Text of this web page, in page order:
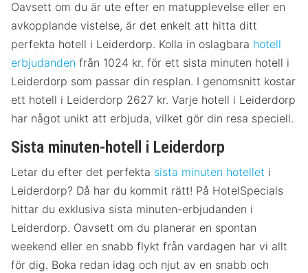
Oavsett om du är ute efter en matupplevelse eller en
avkopplande vistelse, är det enkelt att hitta ditt
perfekta hotell i Leiderdorp. Kolla in oslagbara hotell
erbjudanden från 1024 kr. för ett sista minuten hotell i
Leiderdorp som passar din resplan. I genomsnitt kostar
ett hotell i Leiderdorp 2627 kr. Varje hotell i Leiderdorp
har något unikt att erbjuda, vilket gör din resa speciell.
Sista minuten-hotell i Leiderdorp
Letar du efter det perfekta sista minuten hotellet i
Leiderdorp? Då har du kommit rätt! På HotelSpecials
hittar du exklusiva sista minuten-erbjudanden i
Leiderdorp. Oavsett om du planerar en spontan
weekend eller en snabb flykt från vardagen har vi allt
för dig. Boka redan idag och njut av en snabb och